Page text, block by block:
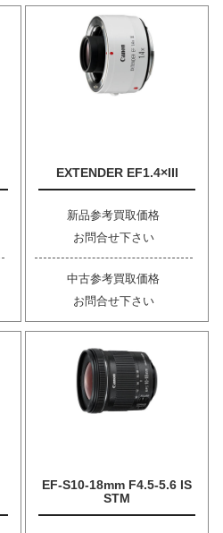
EXTENDER EF1.4×III
新品参考買取価格
お問合せ下さい
中古参考買取価格
お問合せ下さい
EF-S10-18mm F4.5-5.6 IS
STM